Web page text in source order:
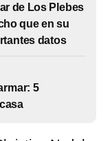
de Los Plebes
que en su
datos
5